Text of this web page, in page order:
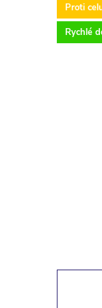
Proti
Rychlé